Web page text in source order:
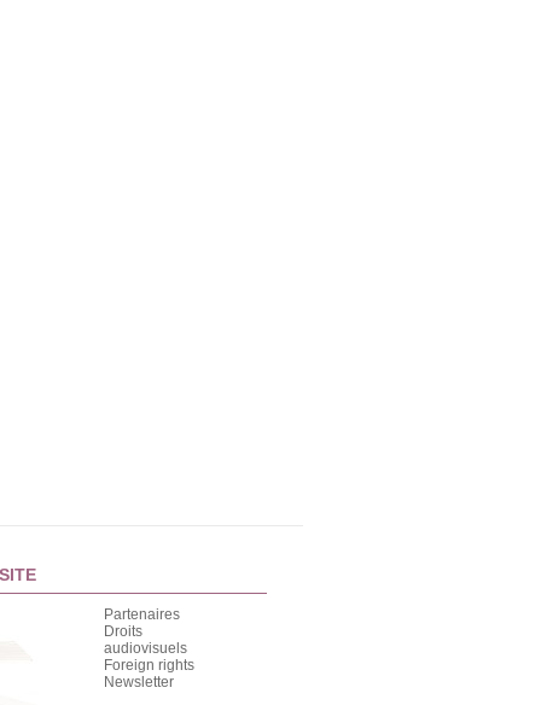
Partenaires
Droits
audiovisuels
Foreign rights
Newsletter